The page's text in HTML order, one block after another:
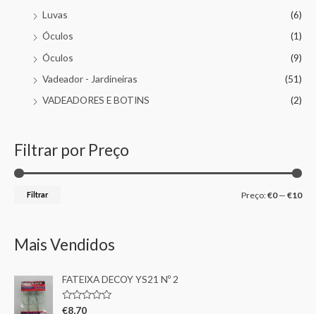
Luvas
(6)
Óculos
(1)
Óculos
(9)
Vadeador - Jardineiras
(51)
VADEADORES E BOTINS
(2)
Filtrar por Preço
Filtrar Preço:€0— €10
Mais Vendidos
FATEIXA DECOY YS21 Nº 2
A
€8,70